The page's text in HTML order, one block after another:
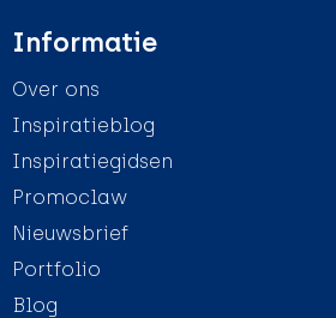
Informatie
Over ons
Inspiratieblog
Inspiratiegidsen
Promoclaw
Nieuwsbrief
Portfolio
Blog